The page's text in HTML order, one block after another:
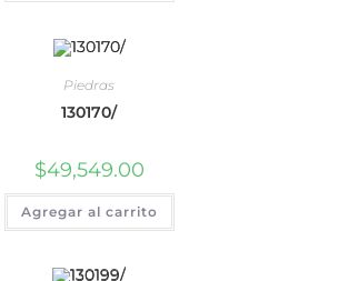
Piedras
130170/
$49,549.00
Agregar al carrito